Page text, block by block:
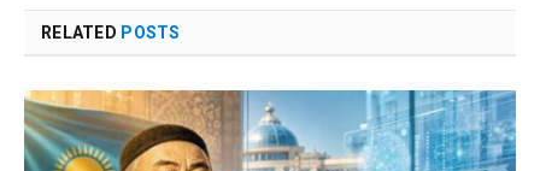
RELATED POSTS